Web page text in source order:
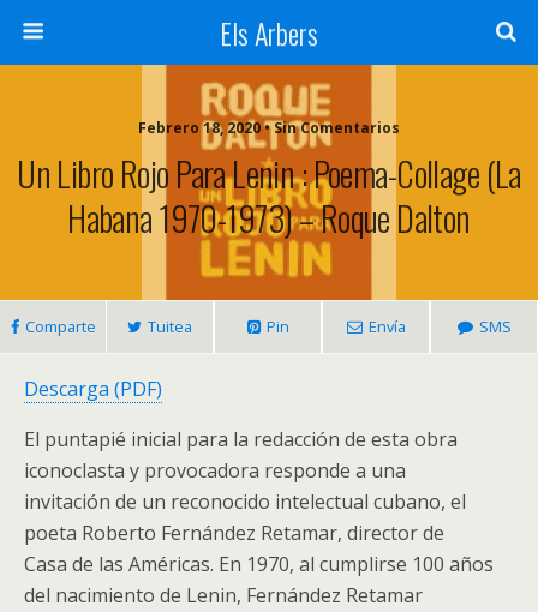
Els Arbers
Febrero 18, 2020 • Sin Comentarios
Un Libro Rojo Para Lenin : Poema-Collage (La
Habana 1970-1973) – Roque Dalton
Comparte Tuitea Pin Envía SMS
Descarga (PDF)
El puntapié inicial para la redacción de esta obra
iconoclasta y provocadora responde a una
invitación de un reconocido intelectual cubano, el
poeta Roberto Fernández Retamar, director de
Casa de las Américas. En 1970, al cumplirse 100 años
del nacimiento de Lenin, Fernández Retamar